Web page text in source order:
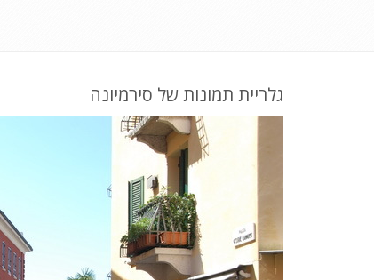
גלריית תמונות של סירמיונה